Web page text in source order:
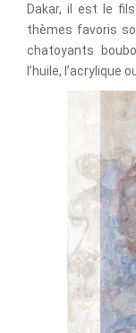
Dakar, il est le
thèmes favoris
chatoyants
l’huile, l’acrylique